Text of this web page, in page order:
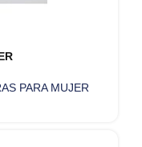
PARA MUJER